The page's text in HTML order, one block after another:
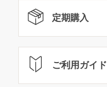
定期購入
ご利用ガイド